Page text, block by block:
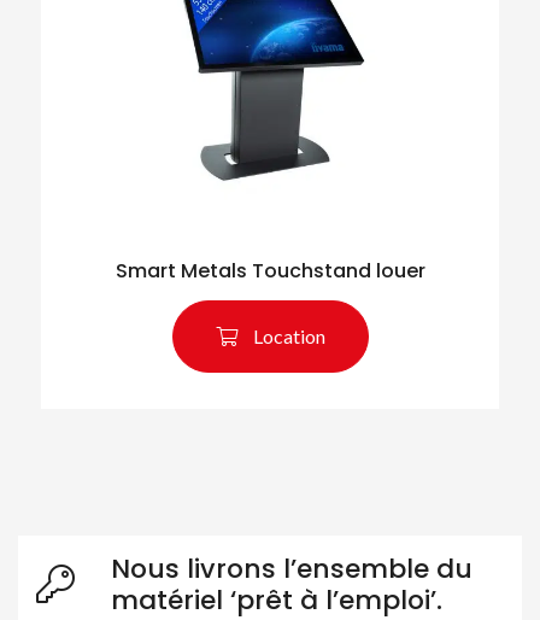
Smart Metals Touchstand louer
Location
Nous livrons l’ensemble du
matériel ‘prêt à l’emploi’.